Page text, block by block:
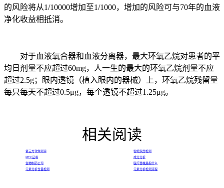
的风险将从1/10000增加至1/1000，增加的风险可与70年的血液
净化收益相抵消。
对于血液氧合器和血液分离器，最大环氧乙烷对患者的平
均日剂量不应超过60mg，人一生的最大的环氧乙烷剂量不应
超过2.5g；眼内透镜（植入眼内的器械）上，环氧乙烷残留量
每只每天不超过0.5μg，每个透镜不超过1.25μg。
相关阅读
第三方软件测评
智能家居检测
MTC证书
成分分析
生物制药公司
医疗器械是指什么
元素分析含量检测
元素分析检测流程